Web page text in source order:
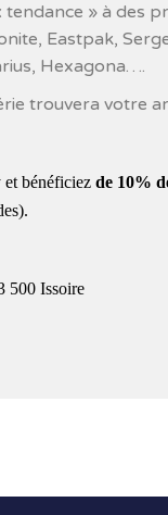
» à des
Eastpak,
Hexagona….
trouvera votre
etbénéficiez de 10%
500 Issoire